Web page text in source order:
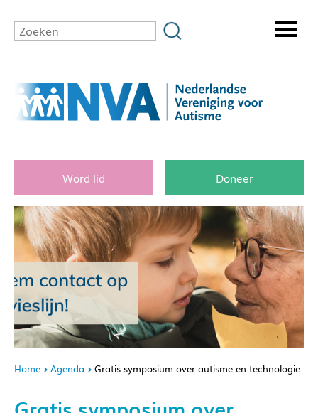
Word lid Doneer
Home Agenda Gratis symposium over autisme en technologie